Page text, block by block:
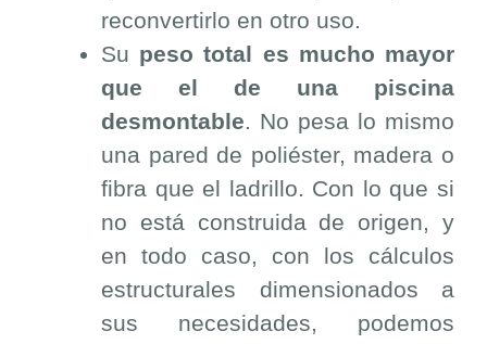
reconvertirlo en otro uso.
Su peso total es mucho mayor
que el de una piscina
desmontable. No pesa lo mismo
una pared de poliéster, madera o
fibra que el ladrillo. Con lo que si
no está construida de origen, y
en todo caso, con los cálculos
estructurales dimensionados a
sus necesidades, podemos